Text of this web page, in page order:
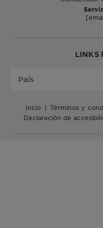
LINKS
incio términos y
declaración de
País